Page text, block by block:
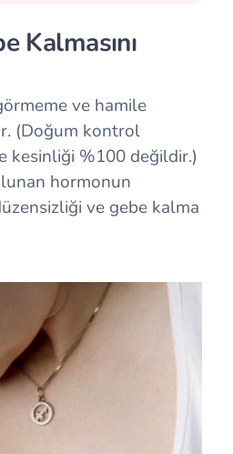
Kalmasını
ve hamile
(Doğum kontrol
kesinliği %100 değildir.)
hormonun
ve gebe kalma